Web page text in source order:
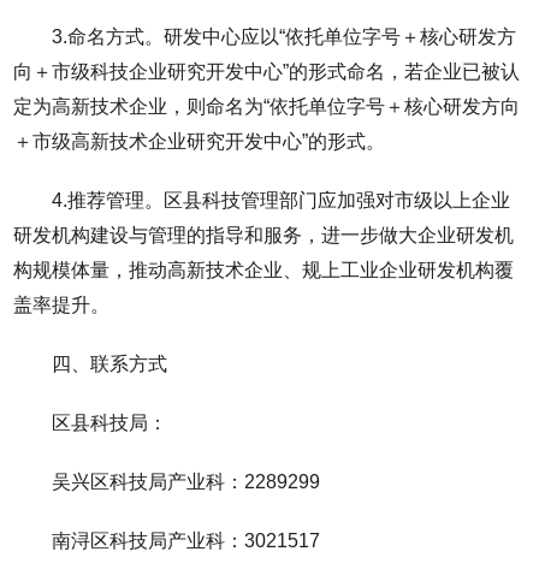
3.命名方式。研发中心应以“依托单位字号＋核心研发方
向＋市级科技企业研究开发中心”的形式命名，若企业已被认
定为高新技术企业，则命名为“依托单位字号＋核心研发方向
＋市级高新技术企业研究开发中心”的形式。
4.推荐管理。区县科技管理部门应加强对市级以上企业
研发机构建设与管理的指导和服务，进一步做大企业研发机
构规模体量，推动高新技术企业、规上工业企业研发机构覆
盖率提升。
四、联系方式
区县科技局：
吴兴区科技局产业科：2289299
南浔区科技局产业科：3021517